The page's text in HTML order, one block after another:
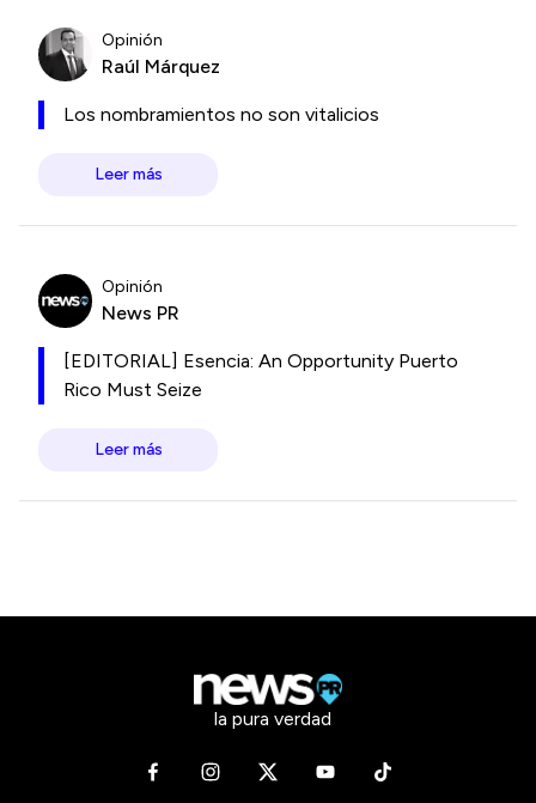
Opinión
Raúl Márquez
Los nombramientos no son vitalicios
Leer más
Opinión
News PR
[EDITORIAL] Esencia: An Opportunity Puerto
Rico Must Seize
Leer más
la pura verdad